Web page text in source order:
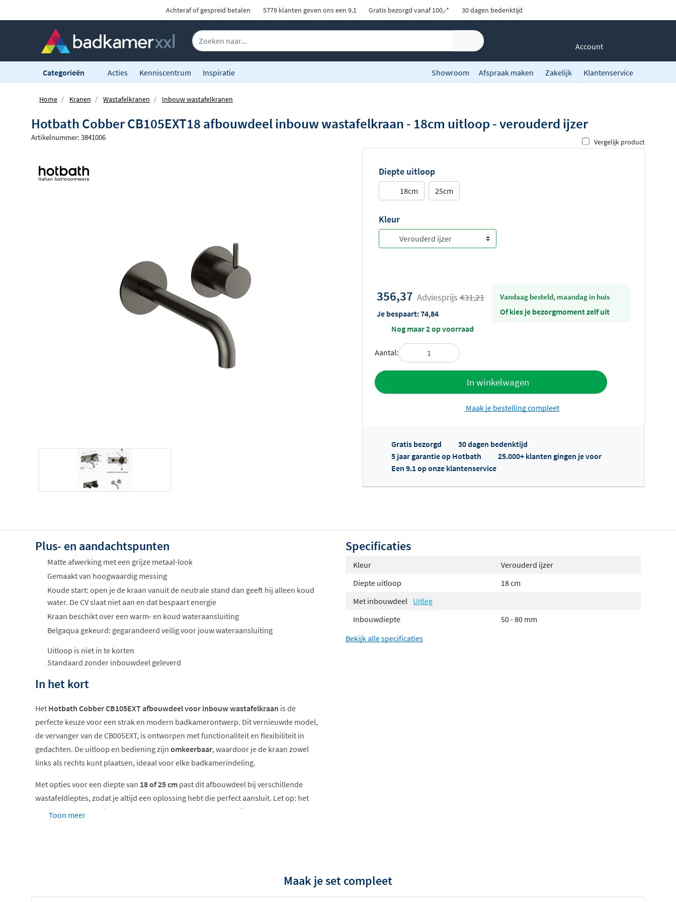
Achteraf of gespreid betalen 5779 klanten geven ons een 9.1 Gratis bezorgd vanaf 100,-* 30 dagen bedenktijd
Account
Categorieën Acties Kenniscentrum Inspiratie Showroom Afspraak maken Zakelijk Klantenservice
Home Kranen Wastafelkranen Inbouw wastafelkranen
Hotbath Cobber CB105EXT18 afbouwdeel inbouw wastafelkraan - 18cm uitloop - verouderd ijzer
Vergelijk product
Artikelnummer: 3841006
Diepte uitloop
18cm 25cm
Kleur
356,37 Adviesprijs 431,21
Je bespaart:74,84
vandaag besteld, maandag in huis
Of kies je bezorgmoment zelf uit
Nog maar 2 op voorraad
Aantal:
In winkelwagen
Toevoegen aan offerte
Maak je bestelling compleet
Gratis bezorgd
30 dagen bedenktijd
5 jaar garantie op Hotbath
25.000+ klanten gingen je voor
Een 9.1 op onze klantenservice
Plus- en aandachtspunten
Matte afwerking met een grijze metaal-look
Gemaakt van hoogwaardig messing
Koude start: open je de kraan vanuit de neutrale stand dan geeft hij alleen koud
water. De CV slaat niet aan en dat bespaart energie
Kraan beschikt over een warm- en koud wateraansluiting
Belgaqua gekeurd: gegarandeerd veilig voor jouw wateraansluiting
Uitloop is niet in te korten
Standaard zonder inbouwdeel geleverd
In het kort
Het Hotbath Cobber CB105EXT afbouwdeel voor inbouw wastafelkraan is de
perfecte keuze voor een strak en modern badkamerontwerp. Dit vernieuwde model,
de vervanger van de CB005EXT, is ontworpen met functionaliteit en flexibiliteit in
gedachten. De uitloop en bediening zijn omkeerbaar, waardoor je de kraan zowel
links als rechts kunt plaatsen, ideaal voor elke badkamerindeling.
Met opties voor een diepte van 18 of 25 cm past dit afbouwdeel bij verschillende
wastafeldieptes, zodat je altijd een oplossing hebt die perfect aansluit. Let op: het
inbouwdeelwordt niet meegeleverd en moet apart worden bijbesteld voor een
is deze kraan
Toon meer
Specificaties
Kleur
Verouderd ijzer
Diepte uitloop
18 cm
Met inbouwdeel Uitleg
Inbouwdiepte
50 - 80 mm
Bekijk alle specificaties
Maak je set compleet